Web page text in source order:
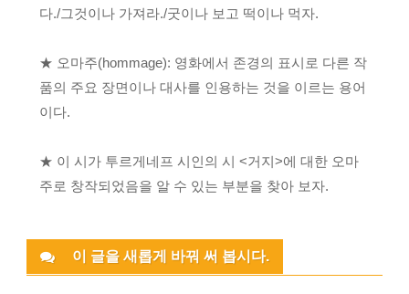
다./그것이나 가져라./굿이나 보고 떡이나 먹자.
★ 오마주(hommage): 영화에서 존경의 표시로 다른 작
품의 주요 장면이나 대사를 인용하는 것을 이르는 용어
이다.
★ 이 시가 투르게네프 시인의 시 <거지>에 대한 오마
주로 창작되었음을 알 수 있는 부분을 찾아 보자.
이 글을 새롭게 바꿔 써 봅시다.